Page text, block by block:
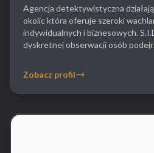
Agencja detektywistyczna
okolic która oferuje szeroki
indywidualnych i biznesowych.
dyskretnej obserwacji osób
zaginionych w tym przypadkami
domu. Klienci biznesowi
Zobacz profil